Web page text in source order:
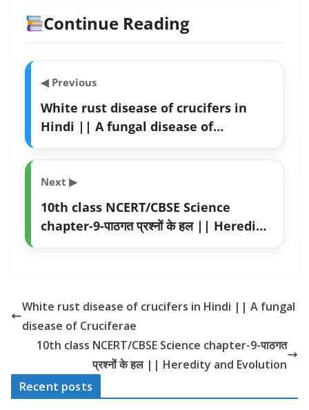
Continue Reading
◀ Previous
White rust disease of crucifers in
Hindi || A fungal disease of
Cruciferae
Next ▶
10th class NCERT/CBSE Science
chapter-9-पाठगत प्रश्नों के हल || Heredity
and Evolution
White rust disease of crucifers in Hindi || A fungal
disease of Cruciferae
10th class NCERT/CBSE Science chapter-9-पाठगत
प्रश्नों के हल || Heredity and Evolution
Recent posts